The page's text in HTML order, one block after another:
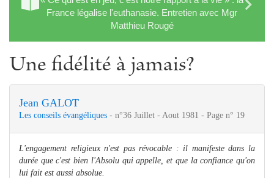
France légalise l'euthanasie. Entretien avec Mgr
Matthieu Rougé
Une fidélité à jamais?
Jean GALOT
Les conseils évangéliques - n°36 Juillet - Aout 1981 - Page n° 19
L'engagement religieux n'est pas révocable : il manifeste dans la
durée que c'est bien l'Absolu qui appelle, et que la confiance qu'on
lui fait est aussi absolue.